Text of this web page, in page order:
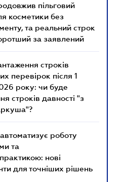
пільговий
косметики без
та реальний строк
за заявлений
строків
перевірок після 1
року: чи буде
строків давності "з
роботу
та
нові
для точніших рішень